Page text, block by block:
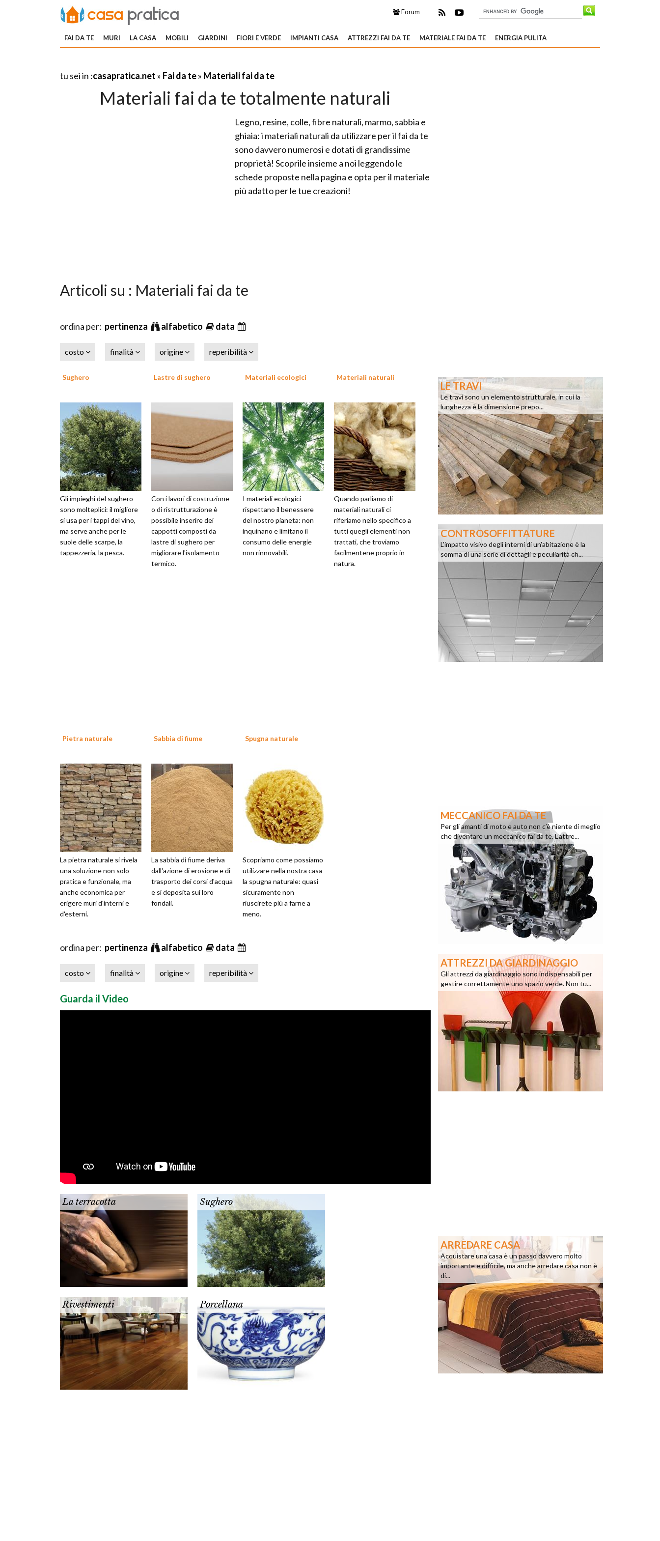
Forum
FAI DA TE MURI LA CASA MOBILI GIARDINI FIORI E VERDE IMPIANTI CASA ATTREZZI FAI DA TE MATERIALE FAI DA TE ENERGIA PULITA
tu sei in :casapratica.net » Fai da te» Materiali fai da te
Materiali fai da te totalmente naturali
Legno, resine, colle, fibre naturali, marmo, sabbia e
ghiaia: i materiali naturali da utilizzare per il fai da te
sono davvero numerosi e dotati di grandissime
proprietà! Scoprile insieme a noi leggendo le
schede proposte nella pagina e opta per il materiale
più adatto per le tue creazioni!
Articoli su : Materiali fai da te
ordina per: pertinenza alfabetico data
costo finalità origine reperibilità
Sughero
Gli impieghi del sughero
sono molteplici: il migliore
si usa per i tappi del vino,
ma serve anche per le
suole delle scarpe, la
tappezzeria, la pesca.
Lastre di sughero
Con i lavori di costruzione
o di ristrutturazione è
possibile inserire dei
cappotti composti da
lastre di sughero per
migliorare l'isolamento
termico.
Materiali ecologici
I materiali ecologici
rispettano il benessere
del nostro pianeta: non
inquinano e limitano il
consumo delle energie
non rinnovabili.
Materiali naturali
Quando parliamo di
materiali naturali ci
riferiamo nello specifico a
tutti quegli elementi non
trattati, che troviamo
facilmentene proprio in
natura.
Pietra naturale
La pietra naturale si rivela
una soluzione non solo
pratica e funzionale, ma
anche economica per
erigere muri d'interni e
d'esterni.
Sabbia di fiume
La sabbia di fiume deriva
dall'azione di erosione e di
trasporto dei corsi d'acqua
e si deposita sui loro
fondali.
Spugna naturale
Scopriamo come possiamo
utilizzare nella nostra casa
la spugna naturale: quasi
sicuramente non
riuscirete più a farne a
meno.
ordina per: pertinenza alfabetico data
costo finalità origine reperibilità
Guarda il Video
La terracotta Sughero
Rivestimenti Porcellana
LE TRAVI
Le travi sono un elemento strutturale, in cui la
lunghezza è la dimensione prepo...
CONTROSOFFITTATURE
L'impatto visivo degli interni di un'abitazione è la
somma di una serie di dettagli e peculiarità ch...
MECCANICO FAI DA TE
Per gli amanti di moto e auto non c’è niente di meglio
che diventare un meccanico fai da te. L’attre...
ATTREZZI DA GIARDINAGGIO
Gli attrezzi da giardinaggio sono indispensabili per
gestire correttamente uno spazio verde. Non tu...
ARREDARE CASA
Acquistare una casa è un passo davvero molto
importante e difficile, ma anche arredare casa non è
di...